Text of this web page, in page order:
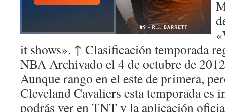
it shows». ↑ Clasificación temporada
NBA Archivado el 4 de octubre de
Aunque rango en el este de primera,
Cleveland Cavaliers esta temporada es
podrás ver en TNT y la aplicación